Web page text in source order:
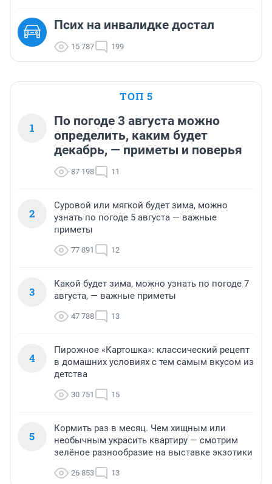
Псих на инвалидке достал
15 787 199
ТОП 5
1
По погоде 3 августа можно
определить, каким будет
декабрь, — приметы и поверья
87 198 11
2
Суровой или мягкой будет зима, можно
узнать по погоде 5 августа — важные
приметы
77 891 12
3
Какой будет зима, можно узнать по погоде 7
августа, — важные приметы
47 788 13
4
Пирожное «Картошка»: классический рецепт
в домашних условиях с тем самым вкусом из
детства
30 751 15
5
Кормить раз в месяц. Чем хищным или
необычным украсить квартиру — смотрим
зелёное разнообразие на выставке экзотики
26 853 13